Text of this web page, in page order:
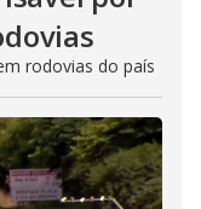
rodovias do país